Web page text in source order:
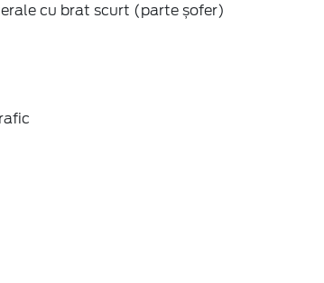
cu brat scurt (parte șofer)